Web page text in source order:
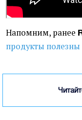
Напомним, ранее
продукты